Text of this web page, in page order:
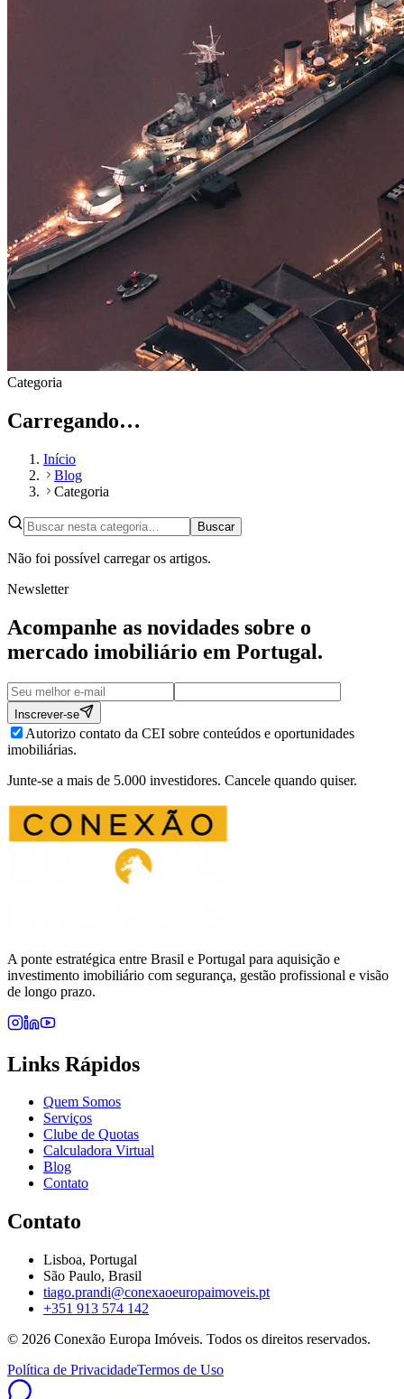
Categoria
Carregando…
Início
Blog
Categoria
Buscar
Não foi possível carregar os artigos.
Newsletter
Acompanhe as novidades sobre o
mercado imobiliário em Portugal.
Inscrever-se
Autorizo contato da CEI sobre conteúdos e oportunidades
imobiliárias.
Junte-se a mais de 5.000 investidores. Cancele quando quiser.
A ponte estratégica entre Brasil e Portugal para aquisição e
investimento imobiliário com segurança, gestão profissional e visão
de longo prazo.
Links Rápidos
Quem Somos
Serviços
Clube de Quotas
Calculadora Virtual
Blog
Contato
Contato
Lisboa, Portugal
São Paulo, Brasil
tiago.prandi@conexaoeuropaimoveis.pt
+351 913 574 142
© 2026 Conexão Europa Imóveis. Todos os direitos reservados.
Política de PrivacidadeTermos de Uso